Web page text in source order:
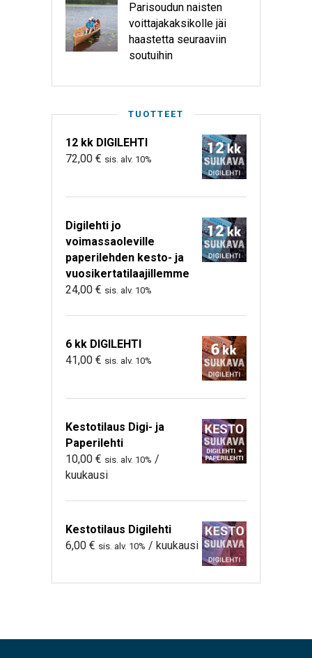
Parisoudun naisten
voittajakaksikolle jäi
haastetta seuraaviin
soutuihin
TUOTTEET
12 kk DIGILEHTI
72,00 € sis. alv. 10%
Digilehti jo
voimassaoleville
paperilehden kesto- ja
vuosikertatilaajillemme
24,00 € sis. alv. 10%
6 kk DIGILEHTI
41,00 € sis. alv. 10%
Kestotilaus Digi- ja
Paperilehti
10,00 € sis. alv. 10% /
kuukausi
Kestotilaus Digilehti
6,00 € sis. alv. 10% / kuukausi